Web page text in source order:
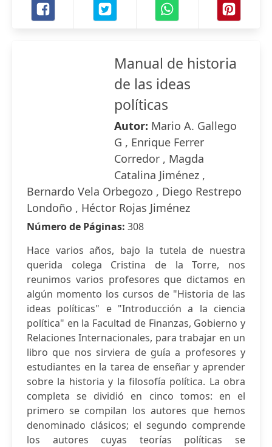
Manual de historia
de las ideas
políticas
Autor: Mario A. Gallego
G , Enrique Ferrer
Corredor , Magda
Catalina Jiménez ,
Bernardo Vela Orbegozo , Diego Restrepo
Londoño , Héctor Rojas Jiménez
Número de Páginas: 308
Hace varios años, bajo la tutela de nuestra
querida colega Cristina de la Torre, nos
reunimos varios profesores que dictamos en
algún momento los cursos de "Historia de las
ideas políticas" e "Introducción a la ciencia
política" en la Facultad de Finanzas, Gobierno y
Relaciones Internacionales, para trabajar en un
libro que nos sirviera de guía a profesores y
estudiantes en la tarea de enseñar y aprender
sobre la historia y la filosofía política. La obra
completa se dividió en cinco tomos: en el
primero se compilan los autores que hemos
denominado clásicos; el segundo comprende
los autores cuyas teorías políticas se